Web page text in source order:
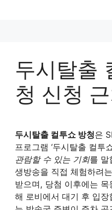
두시탈출
청 신청
두시탈출 컬투쇼 방청은
프로그램 ‘두시탈출 컬투
관람할 수 있는 기회를 말
생방송을 직접 체험하려
받으며, 당첨 이후에는
해 로비에서 대기 후 입장